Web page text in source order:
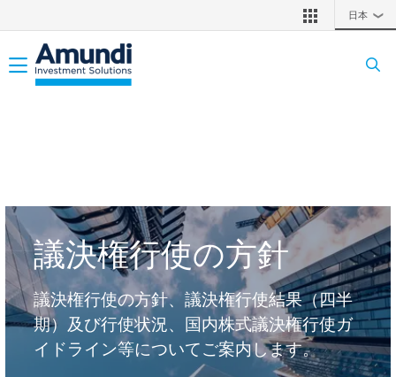
日本 ❯
Toggle navigation
議決権行使の方針
議決権行使の方針、議決権行使結果（四半
期）及び行使状況、国内株式議決権行使ガ
イドライン等についてご案内します。